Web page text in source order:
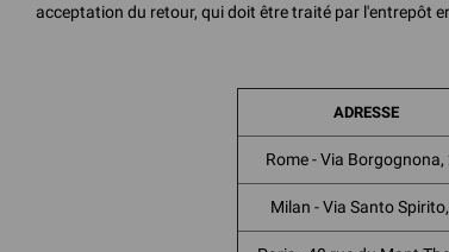
acceptation du retour, qui doit être traité par l'entrepôt
ADRESSE
Rome - Via Borgognona,
Milan - Via Santo